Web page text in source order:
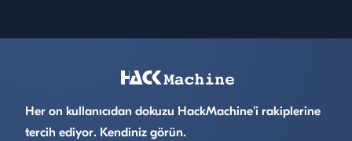
Her on kullanıcıdan dokuzu HackMachine'i rakiplerine
tercih ediyor. Kendiniz görün.